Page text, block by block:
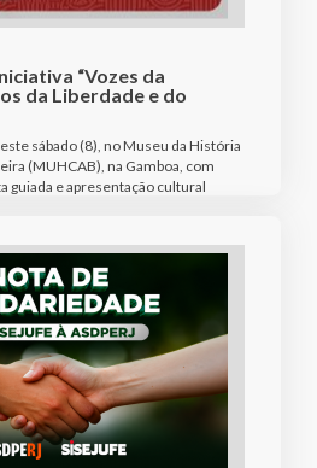
“Vozes da
da Liberdade e do
sábado (8), no Museu da História
(MUHCAB), na Gamboa, com
guiada e apresentação cultural